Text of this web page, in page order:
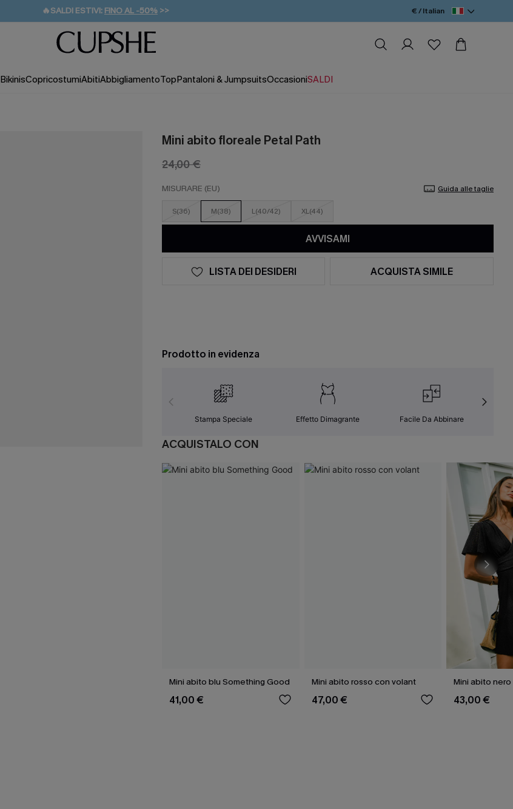
🔥SALDI ESTIVI: FINO AL -50% >>
🚚SPEDIZIONE GRATUITA DA 49€
💌REGALO PER I NUOVI: 20% DI SCONTO*
€ / Italian
BikinisCopricostumiAbitiAbbigliamentoTopPantaloni & JumpsuitsOccasioniSALDI
Mini abito floreale Petal Path
24,00 €
MISURARE (EU) Guida alle taglie
S(36) M(38) L(40/42) XL(44)
AVVISAMI
LISTA DEI DESIDERI ACQUISTA SIMILE
Prodotto in evidenza
Stampa Speciale Effetto Dimagrante Facile Da Abbinare
ACQUISTALO CON
Mini abito blu Something Good
41,00 €
Mini abito rosso con volant
47,00 €
Mini abito
43,00 €